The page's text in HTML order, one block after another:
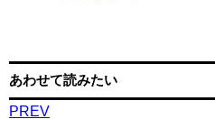
あわせて読みたい
PREV